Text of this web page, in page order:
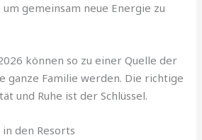
gemeinsam neue Energie zu
können so zu einer Quelle der
ganze Familie werden. Die richtige
und Ruhe ist der Schlüssel.
den Resorts